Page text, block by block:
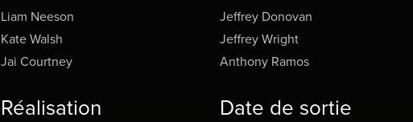
Liam Neeson
Kate Walsh
Jai Courtney
Jeffrey Donovan
Jeffrey Wright
Anthony Ramos
Réalisation Date de sortie